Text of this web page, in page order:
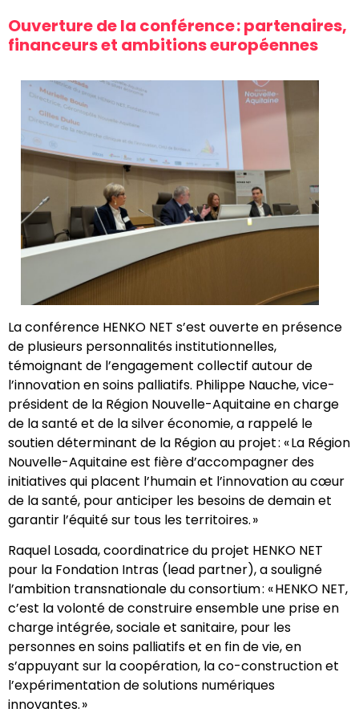
Ouverture de la conférence : partenaires,
financeurs et ambitions européennes
La conférence HENKO NET s’est ouverte en présence
de plusieurs personnalités institutionnelles,
témoignant de l’engagement collectif autour de
l’innovation en soins palliatifs. Philippe Nauche, vice-
président de la Région Nouvelle-Aquitaine en charge
de la santé et de la silver économie, a rappelé le
soutien déterminant de la Région au projet : « La Région
Nouvelle-Aquitaine est fière d’accompagner des
initiatives qui placent l’humain et l’innovation au cœur
de la santé, pour anticiper les besoins de demain et
garantir l’équité sur tous les territoires. »
Raquel Losada, coordinatrice du projet HENKO NET
pour la Fondation Intras (lead partner), a souligné
l’ambition transnationale du consortium : « HENKO NET,
c’est la volonté de construire ensemble une prise en
charge intégrée, sociale et sanitaire, pour les
personnes en soins palliatifs et en fin de vie, en
s’appuyant sur la coopération, la co-construction et
l’expérimentation de solutions numériques
innovantes. »